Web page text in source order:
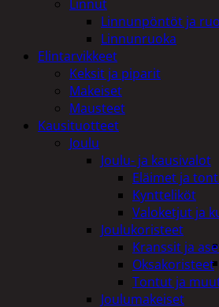
Linnut
Linnunpöntöt ja
Linnunruoka
Elintarvikkeet
Keksit ja piparit
Makeiset
Mausteet
Kausituotteet
Joulu
Joulu- ja kausivalot
Eläimet ja
Kyntteliköt
Valoketjut ja
Joulukoristeet
Kranssit ja
Oksakoristeet
Tontut ja
Joulumakeiset